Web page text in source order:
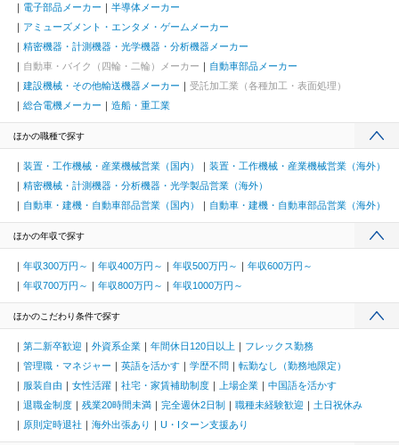
電子部品メーカー
半導体メーカー
アミューズメント・エンタメ・ゲームメーカー
精密機器・計測機器・光学機器・分析機器メーカー
自動車・バイク（四輪・二輪）メーカー
自動車部品メーカー
建設機械・その他輸送機器メーカー
受託加工業（各種加工・表面処理）
総合電機メーカー
造船・重工業
ほかの職種で探す
装置・工作機械・産業機械営業（国内）
装置・工作機械・産業機械営業（海外）
精密機械・計測機器・分析機器・光学製品営業（海外）
自動車・建機・自動車部品営業（国内）
自動車・建機・自動車部品営業（海外）
ほかの年収で探す
年収300万円～ 年収400万円～ 年収500万円～
年収600万円～
年収700万円～
年収800万円～ 年収1000万円～
ほかのこだわり条件で探す
第二新卒歓迎 外資系企業 年間休日120日以上
フレックス勤務
管理職・マネジャー
英語を活かす 学歴不問
転勤なし（勤務地限定）
服装自由
女性活躍 社宅・家賃補助制度 上場企業
中国語を活かす
退職金制度
残業20時間未満 完全週休2日制 職種未経験歓迎
土日祝休み
原則定時退社
海外出張あり U・Iターン支援あり